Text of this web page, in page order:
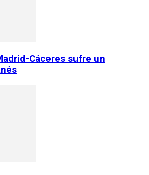
Cáceres sufre un